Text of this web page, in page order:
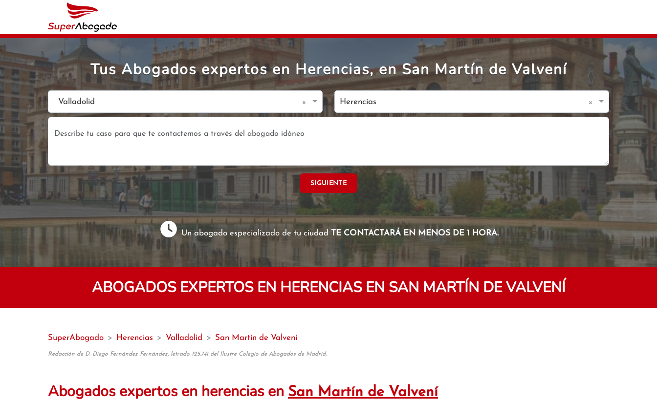
Tus Abogados expertos en Herencias, en San Martín de Valvení
Valladolid × Herencias ×
SIGUIENTE
Un abogado especializado de tu ciudad TE CONTACTARÁ EN MENOS DE 1 HORA.
ABOGADOS EXPERTOS EN HERENCIAS EN SAN MARTÍN DE VALVENÍ
SuperAbogado > Herencias > Valladolid > San Martín de Valvení
Redacción de D. Diego Fernández Fernández, letrado 125.741 del Ilustre Colegio de Abogados de Madrid.
Abogados expertos en herencias en San Martín de Valvení